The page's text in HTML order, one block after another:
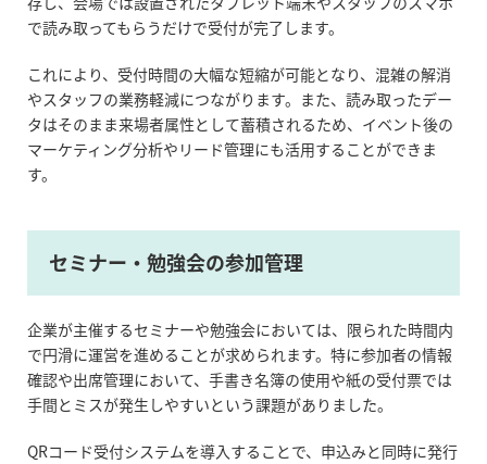
で読み取ってもらうだけで受付が完了します。
これにより、受付時間の大幅な短縮が可能となり、混雑の解消
やスタッフの業務軽減につながります。また、読み取ったデー
タはそのまま来場者属性として蓄積されるため、イベント後の
マーケティング分析やリード管理にも活用することができま
す。
セミナー・勉強会の参加管理
企業が主催するセミナーや勉強会においては、限られた時間内
で円滑に運営を進めることが求められます。特に参加者の情報
確認や出席管理において、手書き名簿の使用や紙の受付票では
手間とミスが発生しやすいという課題がありました。
QRコード受付システムを導入することで、申込みと同時に発行